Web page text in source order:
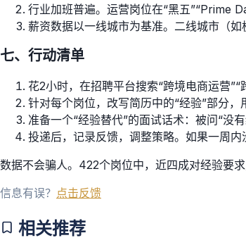
行业加班普遍。运营岗位在“黑五”“Prime
薪资数据以一线城市为基准。二线城市（
七、行动清单
花2小时，在招聘平台搜索“跨境电商运营”“
针对每个岗位，改写简历中的“经验”部分，
准备一个“经验替代”的面试话术：被问“没
投递后，记录反馈，调整策略。如果一周内
数据不会骗人。422个岗位中，近四成对经验要
信息有误？ 点击反馈
相关推荐